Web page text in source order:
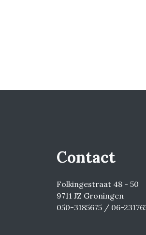
Contact
Folkingestraat 48 - 50
9711 JZ Groningen
050-3185675 / 06-